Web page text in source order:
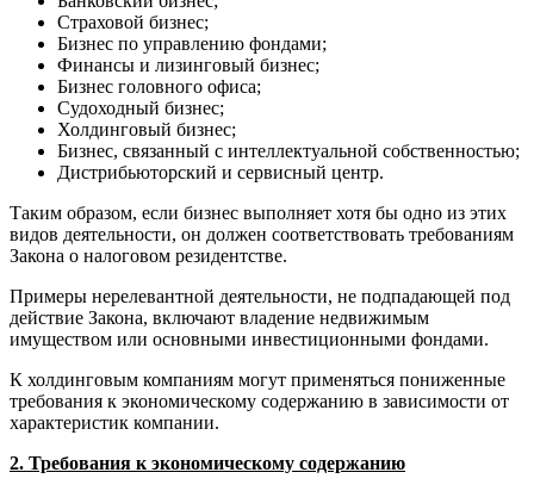
Страховой бизнес;
Бизнес по управлению фондами;
Финансы и лизинговый бизнес;
Бизнес головного офиса;
Судоходный бизнес;
Холдинговый бизнес;
Бизнес, связанный с интеллектуальной собственностью;
Дистрибьюторский и сервисный центр.
Таким образом, если бизнес выполняет хотя бы одно из этих
видов деятельности, он должен соответствовать требованиям
Закона о налоговом резидентстве.
Примеры нерелевантной деятельности, не подпадающей под
действие Закона, включают владение недвижимым
имуществом или основными инвестиционными фондами.
К холдинговым компаниям могут применяться пониженные
требования к экономическому содержанию в зависимости от
характеристик компании.
2. Требования к экономическому содержанию